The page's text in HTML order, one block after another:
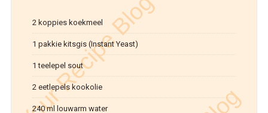
2 koppies koekmeel
​1 pakkie kitsgis (Instant Yeast)
​1 teelepel sout
2 eetlepels kookolie
240 ml louwarm water